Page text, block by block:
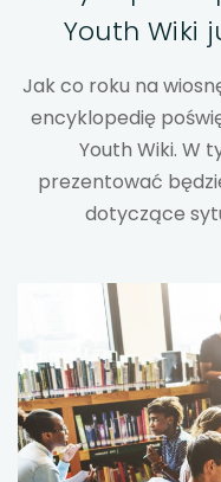
Youth Wiki
Jak co roku na
encyklopedię
Youth Wiki. W
prezentować
dotyczące